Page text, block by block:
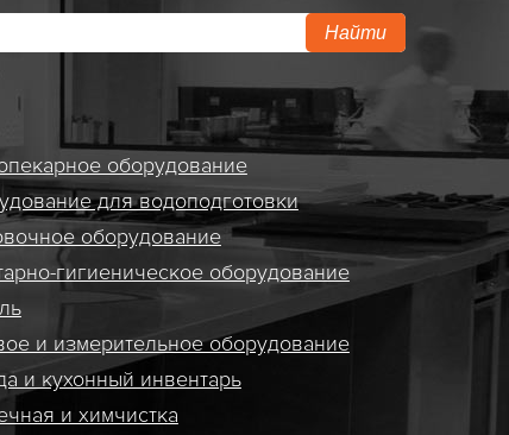
Найти
оборудование
для водоподготовки
оборудование
гигиеническое оборудование
и измерительное оборудование
и кухонный инвентарь
и химчистка